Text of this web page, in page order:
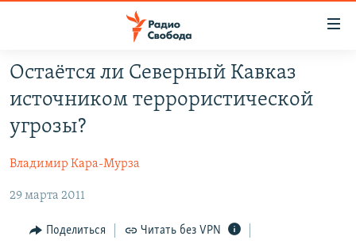
упрощенного
доступа
основному
Вернутся
главной
АВТОРСКИЕ ПРОЕКТЫ
ЦИТАТЫ СВОБОДЫ
МНЕНИЯ
КУЛЬТУРА
Остаётся ли Северный Кавказ
источником террористической
угрозы?
Владимир Кара-Мурза
29 марта 2011
Поделиться Читать без VPN